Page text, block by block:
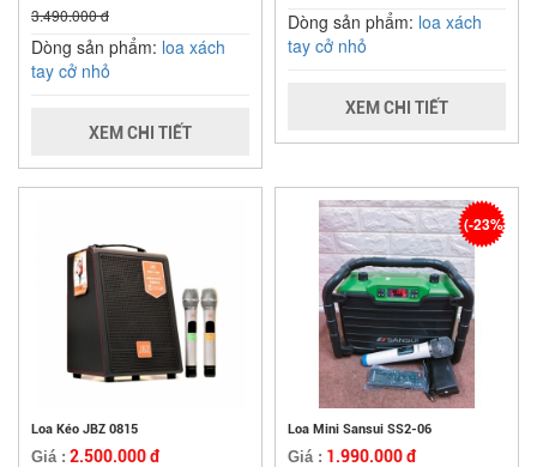
3.490.000 đ
Dòng sản phẩm: loa xách
tay cở nhỏ
XEM CHI TIẾT
Dòng sản phẩm: loa xách
tay cở nhỏ
XEM CHI TIẾT
Loa Kéo JBZ 0815
Giá : 2.500.000 đ
Loa Mini Sansui SS2-06
Giá : 1.990.000 đ
(-23%)